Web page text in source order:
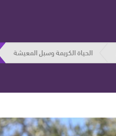
الحياة الكريمة وسبل المعيشة